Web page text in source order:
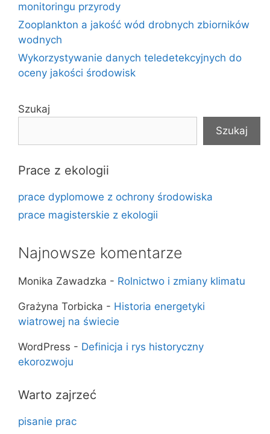
monitoringu przyrody
Zooplankton a jakość wód drobnych zbiorników
wodnych
Wykorzystywanie danych teledetekcyjnych do
oceny jakości środowisk
Szukaj
Szukaj
Prace z ekologii
prace dyplomowe z ochrony środowiska
prace magisterskie z ekologii
Najnowsze komentarze
Monika Zawadzka - Rolnictwo i zmiany klimatu
Grażyna Torbicka - Historia energetyki
wiatrowej na świecie
WordPress - Definicja i rys historyczny
ekorozwoju
Warto zajrzeć
pisanie prac